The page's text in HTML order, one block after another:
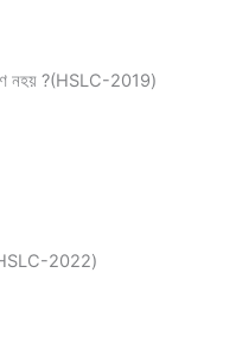
নহয় ?(HSLC-2019)
2022)